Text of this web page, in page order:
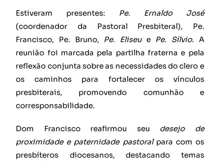
Estiveram presentes: Pe. Ernaldo José
(coordenador da Pastoral Presbiteral), Pe.
Francisco, Pe. Bruno, Pe. Eliseue Pe. Sílvio. A
reunião foi marcada pela partilha fraterna e pela
reflexão conjunta sobre as necessidades do clero e
os caminhos para fortalecer os vínculos
presbiterais, promovendo comunhão e
corresponsabilidade.
Dom Francisco reafirmou seu desejo de
proximidade e paternidade pastoralpara com os
presbíteros diocesanos, destacando temas